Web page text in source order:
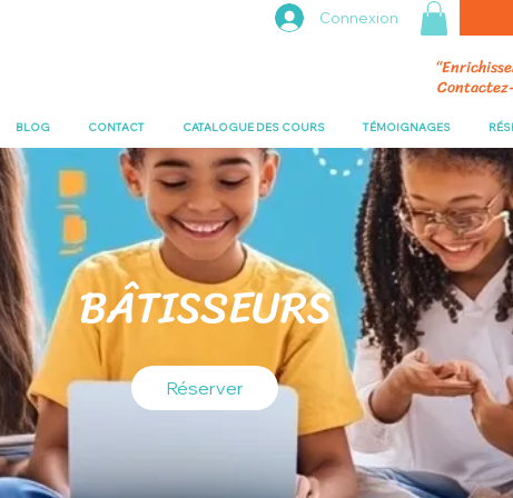
Connexion
BLOG CONTACT CATALOGUE DES COURS TÉMOIGNAGES
BÂTISSEURS
Réserver